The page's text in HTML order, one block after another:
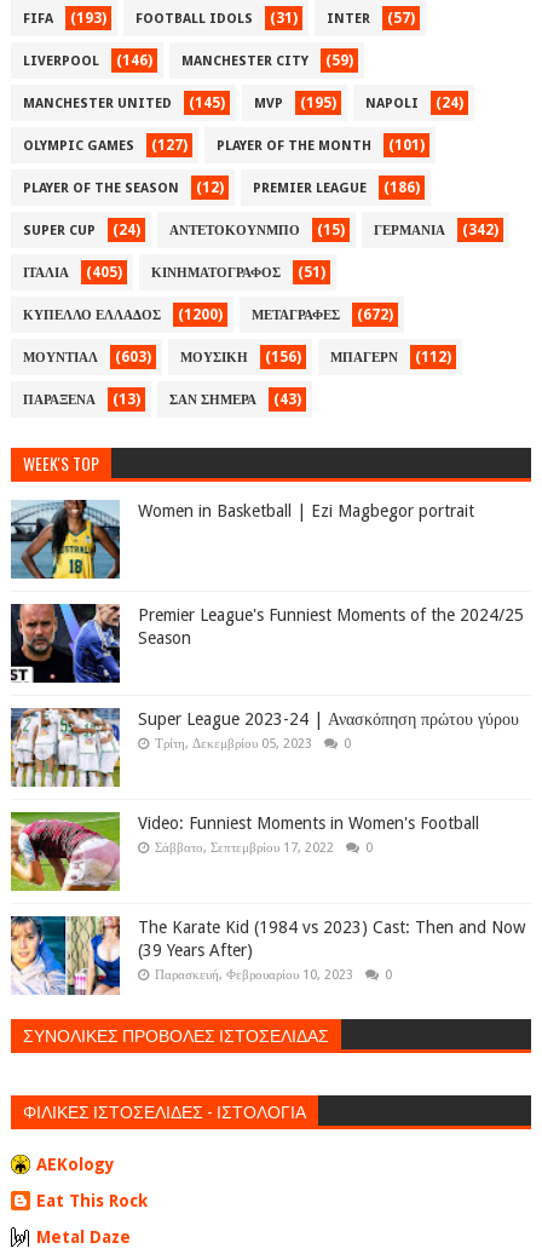
FIFA (193) FOOTBALL IDOLS (31) INTER (57)
LIVERPOOL (146) MANCHESTER CITY (59)
MANCHESTER UNITED (145) MVP (195) NAPOLI (24)
OLYMPIC GAMES (127) PLAYER OF THE MONTH (101)
PLAYER OF THE SEASON (12) PREMIER LEAGUE (186)
SUPER CUP (24) ΑΝΤΕΤΟΚΟΥΝΜΠΟ (15) ΓΕΡΜΑΝΙΑ (342)
ΙΤΑΛΙΑ (405) ΚΙΝΗΜΑΤΟΓΡΑΦΟΣ (51)
ΚΥΠΕΛΛΟ ΕΛΛΑΔΟΣ (1200) ΜΕΤΑΓΡΑΦΕΣ (672)
ΜΟΥΝΤΙΑΛ (603) ΜΟΥΣΙΚΗ (156) ΜΠΑΓΕΡΝ (112)
ΠΑΡΑΞΕΝΑ (13) ΣΑΝ ΣΗΜΕΡΑ (43)
WEEK'S TOP
Women in Basketball | Ezi Magbegor portrait
Premier League's Funniest Moments of the 2024/25
Season
Super League 2023-24 | Ανασκόπηση πρώτου γύρου
Τρίτη, Δεκεμβρίου 05, 2023 0
Video: Funniest Moments in Women's Football
Σάββατο, Σεπτεμβρίου 17, 2022 0
The Karate Kid (1984 vs 2023) Cast: Then and Now
(39 Years After)
Παρασκευή, Φεβρουαρίου 10, 2023 0
ΣΥΝΟΛΙΚΕΣ ΠΡΟΒΟΛΕΣ ΙΣΤΟΣΕΛΙΔΑΣ
ΦΙΛΙΚΕΣ ΙΣΤΟΣΕΛΙΔΕΣ - ΙΣΤΟΛΟΓΙΑ
AEKology
Eat This Rock
Metal Daze